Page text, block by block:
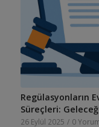
Regülasyonların
Süreçleri:
26 Eylül 2025 / 0